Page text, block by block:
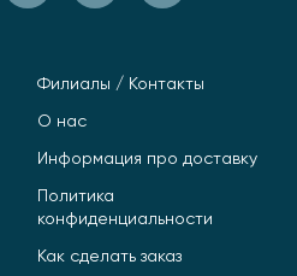
Филиалы / Контакты
О нас
Информация про доставку
Политика
конфиденциальности
Как сделать заказ